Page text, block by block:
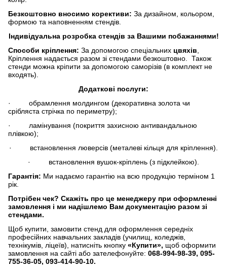
Безкоштовно вносимо корективи: За дизайном, кольором,
формою та наповненням стендів.
Індивідуальна розробка стендів за Вашими побажаннями!
Способи кріплення: За допомогою спеціальних цвяхів,
Кріплення надається разом зі стендами безкоштовно. Також
стенди можна кріпити за допомогою саморізів (в комплект не
входять).
Додаткові послуги:
· обрамлення молдингом (декоративна золота чи
срібляста стрічка по периметру);
· ламінування (покриття захисною антивандальною
плівкою);
· встановлення люверсів (металеві кільця для кріплення).
· встановлення вушок-кріплень (з підклейкою).
Гарантія: Ми надаємо гарантію на всю продукцію терміном 1
рік.
Потрібен чек? Скажіть про це менеджеру при оформленні
замовлення і ми надішлемо Вам документацію разом зі
стендами.
Щоб купити, замовити стенд для оформлення середніх
професійних навчальних закладів (училищ, коледжів,
технікумів, ліцеїв), натисніть кнопку «Купити», щоб оформити
замовлення на сайті або зателефонуйте: 068-994-98-39, 095-
755-36-05, 093-414-90-10.